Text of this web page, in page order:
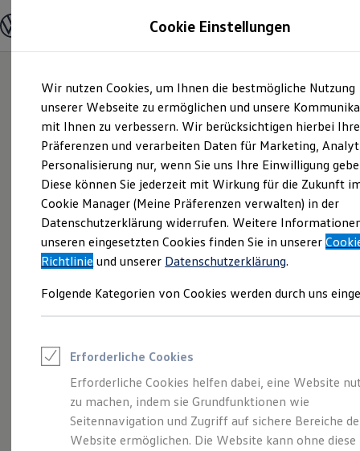
Hauptinhalt
springen
Footer
springen
Modelle und Konfigurator
Modelle vergleichen
Elektroautos
ENERGY Sondermodelle
Nutzfahrzeuge
SUV und CUV
Familienautos
Kombis
Kompaktwagen
Sportwagen
Schnell verfügbare Fahrzeuge
Angebote und Produkte
Aktuelle Angebote
E-Auto-Förderung
Volkswagen Marktplatz
Junge Gebrauchtwagen und Gebrauchtwagen
Saisonangebote
Leasing
Leasing-Angebote
Gebrauchtwagen Leasing
Junge Gebrauchtwagen-Leasing
Elektroauto Leasing
Die ENERGY
Cookie Einstellungen
Wir nutzen Cookies, um Ihnen die bestmögliche Nutzung
unserer Webseite zu ermöglichen und unsere
mit Ihnen zu verbessern. Wir berücksichtigen hierbei Ihre
Präferenzen und verarbeiten Daten für Marketing,
Personalisierung nur, wenn Sie uns Ihre Einwilligung
Diese können Sie jederzeit mit Wirkung für die Zukunft
Cookie Manager (Meine Präferenzen verwalten) in der
Datenschutzerklärung widerrufen. Weitere
unseren eingesetzten Cookies finden Sie in unserer
Richtlinie und unserer Datenschutzerklärung.
Folgende Kategorien von Cookies werden durch uns
Erforderliche Cookies
Erforderliche Cookies helfen dabei, eine Website
zu machen, indem sie Grundfunktionen wie
Seitennavigation und Zugriff auf sichere Bereiche
Website ermöglichen. Die Website kann ohne diese